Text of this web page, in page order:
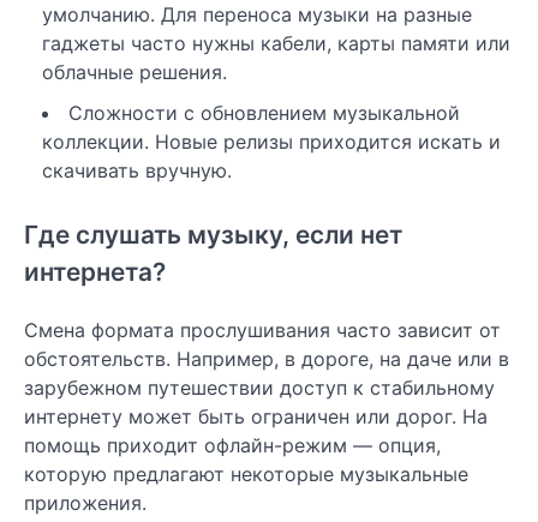
умолчанию. Для переноса музыки на разные
гаджеты часто нужны кабели, карты памяти или
облачные решения.
Сложности с обновлением музыкальной
коллекции. Новые релизы приходится искать и
скачивать вручную.
Где слушать музыку, если нет
интернета?
Смена формата прослушивания часто зависит от
обстоятельств. Например, в дороге, на даче или в
зарубежном путешествии доступ к стабильному
интернету может быть ограничен или дорог. На
помощь приходит офлайн-режим — опция,
которую предлагают некоторые музыкальные
приложения.